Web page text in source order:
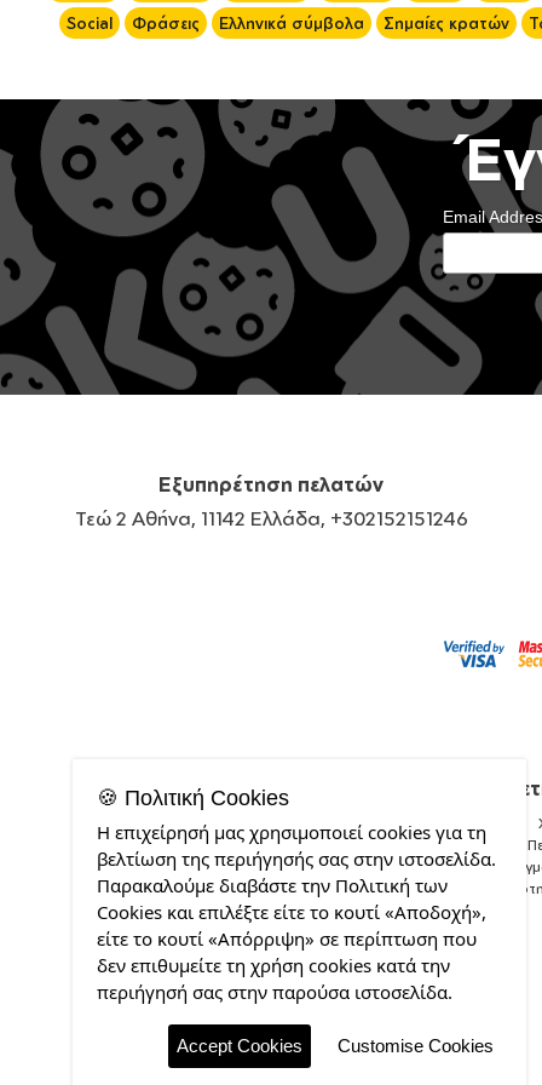
Social
Φράσεις Ελληνικά σύμβολα Σημαίες κρατών
Email
Εξυπηρέτηση πελατών
Τεώ 2 Αθήνα, 11142 Ελλάδα, +302152151246
🍪 Πολιτική Cookies
Η επιχείρησή μας χρησιμοποιεί cookies για τη
βελτίωση της περιήγησής σας στην ιστοσελίδα.
Παρακαλούμε διαβάστε την Πολιτική των
Cookies και επιλέξτε είτε το κουτί «Αποδοχή»,
είτε το κουτί «Απόρριψη» σε περίπτωση που
δεν επιθυμείτε τη χρήση cookies κατά την
περιήγησή σας στην παρούσα ιστοσελίδα.
Accept Cookies Customise Cookies